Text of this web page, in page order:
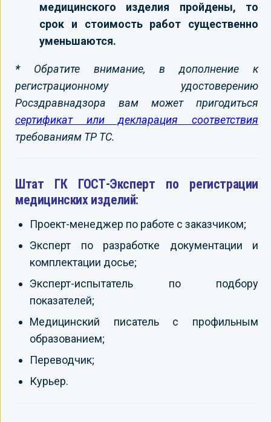
медицинского изделия пройдены, то
срок и стоимость работ существенно
уменьшаются.
*Обратите внимание, в дополнение к
регистрационному удостоверению
Росздравнадзора вам может пригодиться
сертификат или декларация соответствия
требованиям ТР ТС.
Штат ГК ГОСТ-Эксперт по регистрации
медицинских изделий:
Проект-менеджер по работе с заказчиком;
Эксперт по разработке документации и
комплектации досье;
Эксперт-испытатель по подбору
показателей;
Медицинский писатель с профильным
образованием;
Переводчик;
Курьер.